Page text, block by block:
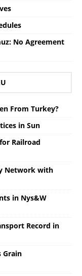
No Agreement
From Turkey?
in Sun
Railroad
Network with
in Nys&W
Record in
Grain